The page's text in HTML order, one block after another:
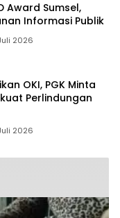
Award Sumsel,
Informasi Publik
2026
OKI, PGK Minta
Perlindungan
2026